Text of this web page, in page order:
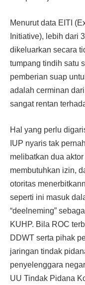
Menurut data EITI
Initiative), lebih dari
dikeluarkan secara
tumpang tindih satu
pemberian suap
adalah cerminan
sangat rentan
Hal yang perlu
IUP nyaris tak
melibatkan dua
membutuhkan izin,
otoritas
seperti ini masuk
“deelneming”
KUHP. Bila ROC
DDWT serta pihak
jaringan tindak
penyelenggara
UU Tindak Pidana